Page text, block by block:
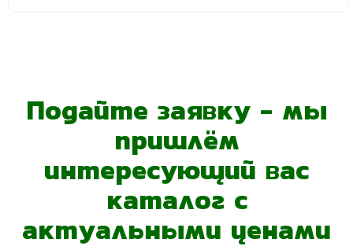
Подайте заявку - мы
пришлём
интересующий вас
каталог с
актуальными ценами